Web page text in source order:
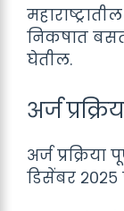
निकषात
घेतील.
अर्ज
अर्ज
डिसेंबर २०२५